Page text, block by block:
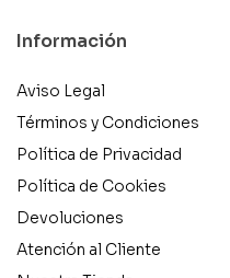
Información
Aviso Legal
Términos y Condiciones
Política de Privacidad
Política de Cookies
Devoluciones
Atención al Cliente